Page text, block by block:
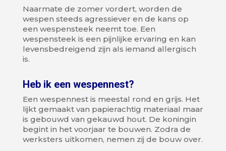
Naarmate de zomer vordert, worden de
wespen steeds agressiever en de kans op
een wespensteek neemt toe. Een
wespensteek is een pijnlijke ervaring en kan
levensbedreigend zijn als iemand allergisch
is.
Heb ik een wespennest?
Een wespennest is meestal rond en grijs. Het
lijkt gemaakt van papierachtig materiaal maar
is gebouwd van gekauwd hout. De koningin
begint in het voorjaar te bouwen. Zodra de
werksters uitkomen, nemen zij de bouw over.